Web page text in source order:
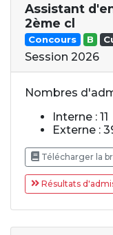
Assistant
2ème cl
Concours B
Session 2026
Nombres
Interne : 11
Externe :
Télécharger la
Résultats